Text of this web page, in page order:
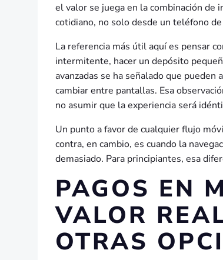
el valor se juega en la combinación de
cotidiano, no solo desde un teléfono
La referencia más útil aquí es pensar
intermitente, hacer un depósito
avanzadas se ha señalado que
cambiar entre pantallas. Esa
no asumir que la experiencia será
Un punto a favor de cualquier flujo
contra, en cambio, es cuando la
demasiado. Para principiantes, esa
PAGOS EN
VALOR
OTRAS